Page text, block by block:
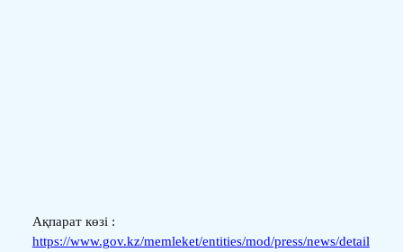
Ақпарат көзі :
https://www.gov.kz/memleket/entities/mod/press/news/detail